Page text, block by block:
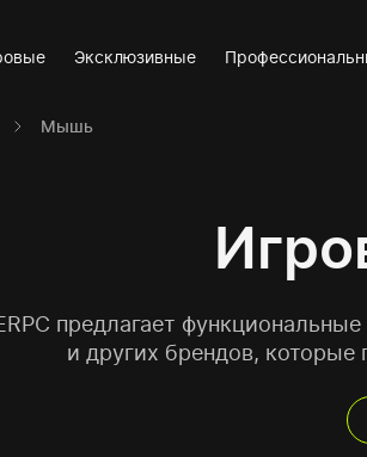
Эксклюзивные
Мышь
предлагает
и других брендов, которые